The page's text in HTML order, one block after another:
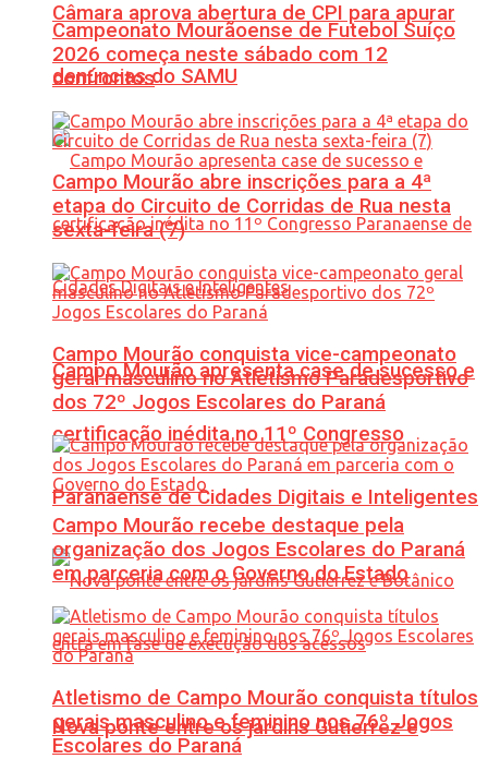
Câmara aprova abertura de CPI para apurar
denúncias do SAMU
Campo Mourão apresenta case de sucesso e
certificação inédita no 11º Congresso
Paranaense de Cidades Digitais e Inteligentes
Nova ponte entre os jardins Gutierrez e
Campeonato Mourãoense de Futebol Suíço
2026 começa neste sábado com 12
confrontos
Campo Mourão abre inscrições para a 4ª
etapa do Circuito de Corridas de Rua nesta
sexta-feira (7)
Campo Mourão conquista vice-campeonato
geral masculino no Atletismo Paradesportivo
dos 72º Jogos Escolares do Paraná
Campo Mourão recebe destaque pela
organização dos Jogos Escolares do Paraná
em parceria com o Governo do Estado
Atletismo de Campo Mourão conquista títulos
gerais masculino e feminino nos 76º Jogos
Escolares do Paraná